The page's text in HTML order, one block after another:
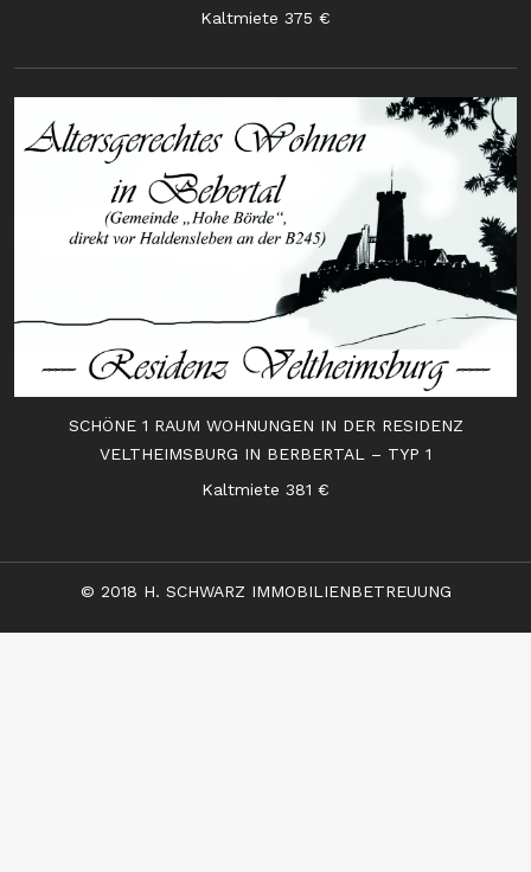
Kaltmiete 375 €
SCHÖNE 1 RAUM WOHNUNGEN IN DER RESIDENZ
VELTHEIMSBURG IN BERBERTAL – TYP 1
Kaltmiete 381 €
© 2018 H. SCHWARZ IMMOBILIENBETREUUNG